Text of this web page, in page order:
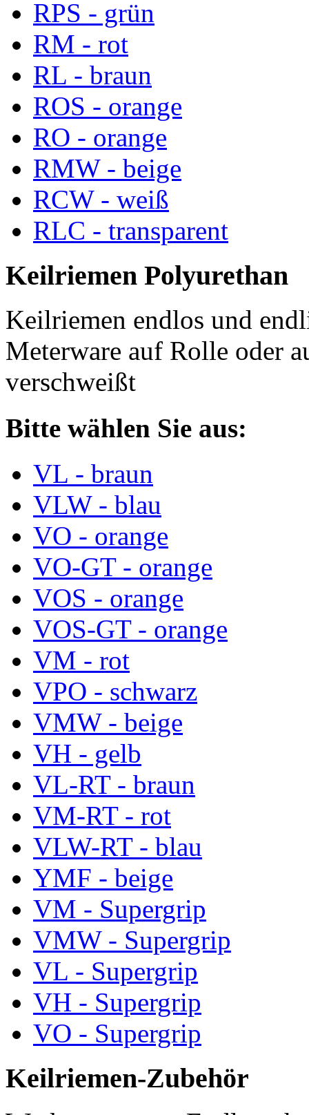
RPS - grün
RM - rot
RL - braun
ROS - orange
RO - orange
RMW - beige
RCW - weiß
RLC - transparent
Keilriemen Polyurethan
Keilriemen endlos und
Meterware auf Rolle oder
verschweißt
Bitte wählen Sie aus:
VL - braun
VLW - blau
VO - orange
VO-GT - orange
VOS - orange
VOS-GT - orange
VM - rot
VPO - schwarz
VMW - beige
VH - gelb
VL-RT - braun
VM-RT - rot
VLW-RT - blau
YMF - beige
VM - Supergrip
VMW - Supergrip
VL - Supergrip
VH - Supergrip
VO - Supergrip
Keilriemen-Zubehör